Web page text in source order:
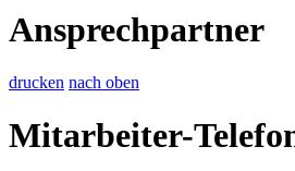
Ansprechpartner
drucken nach oben
Mitarbeiter-